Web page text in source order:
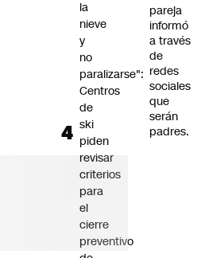
pareja
informó
a través
de
redes
sociales
que
serán
padres.
la
nieve
y
no
paralizarse":
Centros
de
ski
piden
revisar
criterios
para
el
cierre
preventivo